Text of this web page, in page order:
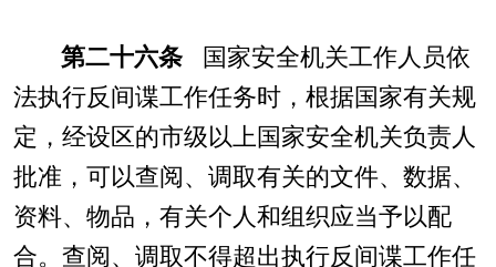
第二十六条国家安全机关工作人员依
法执行反间谍工作任务时，根据国家有关规
定，经设区的市级以上国家安全机关负责人
批准，可以查阅、调取有关的文件、数据、
资料、物品，有关个人和组织应当予以配
合。查阅、调取不得超出执行反间谍工作任